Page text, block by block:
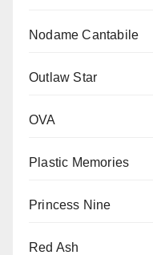
Nodame Cantabile
Outlaw Star
OVA
Plastic Memories
Princess Nine
Red Ash